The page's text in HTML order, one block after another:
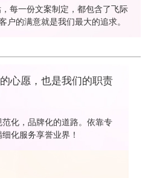
每一份文案制定，都包含了飞际
户的满意就是我们最大的追求。
心愿，也是我们的职责
化，品牌化的道路。依靠专
化服务享誉业界！